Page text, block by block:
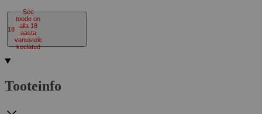
18
See
toode on
alla 18
aasta
vanustele
keelatud
Tooteinfo